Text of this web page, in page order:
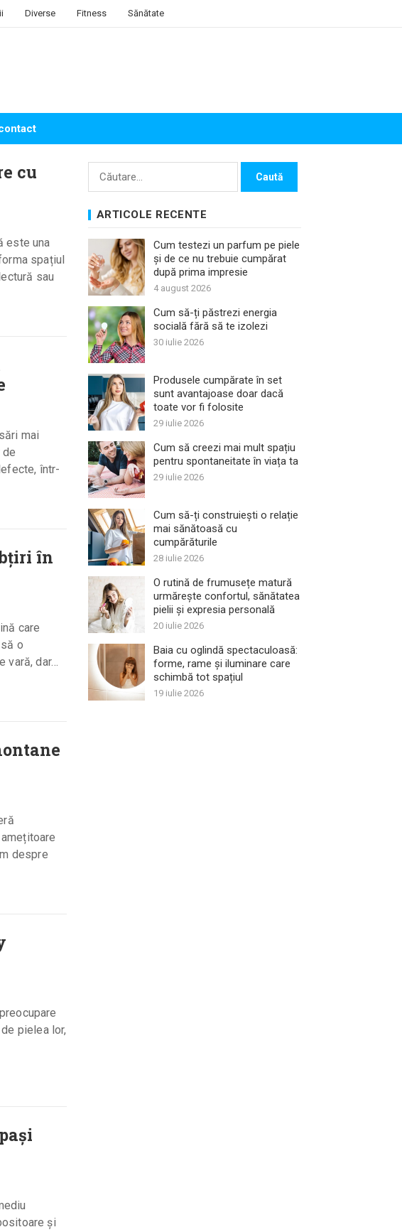
Diverse Fitness Sănătate
cu
este una
spațiul
sau
mai
într-
în
care
o
vară, dar…
despre
pielea lor,
și
Caută
ARTICOLE RECENTE
Cum testezi un parfum pe piele
și de ce nu trebuie cumpărat
după prima impresie
4 august 2026
Cum să-ți păstrezi energia
socială fără să te izolezi
30 iulie 2026
Produsele cumpărate în set
sunt avantajoase doar dacă
toate vor fi folosite
29 iulie 2026
Cum să creezi mai mult spațiu
pentru spontaneitate în viața ta
29 iulie 2026
Cum să-ți construiești o relație
mai sănătoasă cu
cumpărăturile
28 iulie 2026
O rutină de frumusețe matură
urmărește confortul, sănătatea
pielii și expresia personală
20 iulie 2026
Baia cu oglindă spectaculoasă:
forme, rame și iluminare care
schimbă tot spațiul
19 iulie 2026